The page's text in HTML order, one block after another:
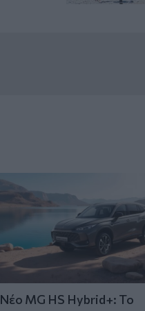
Νέο MG HS Hybrid+: Το